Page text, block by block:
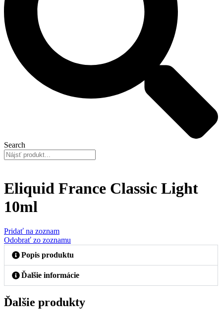
Search
Eliquid France Classic Light
10ml
Pridať na zoznam
Odobrať zo zoznamu
Popis produktu
Ďalšie informácie
Ďalšie produkty